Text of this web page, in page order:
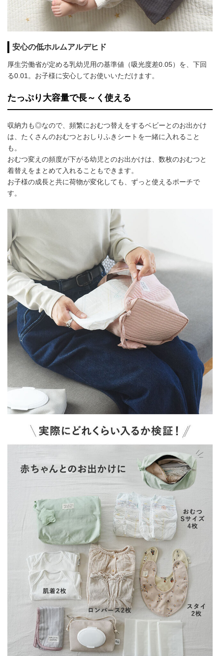
安心の低ホルムアルデヒド
厚生労働省が定める乳幼児用の基準値（吸光度差0.05）を、下回
る0.01。お子様に安心してお使いいただけます。
たっぷり大容量で長～く使える
収納力も◎なので、頻繁におむつ替えをするベビーとのお出かけ
は、たくさんのおむつとおしりふきシートを一緒に入れること
も。
おむつ変えの頻度が下がる幼児とのお出かけは、数枚のおむつと
着替えをまとめて入れることもできます。
お子様の成長と共に荷物が変化しても、ずっと使えるポーチで
す。